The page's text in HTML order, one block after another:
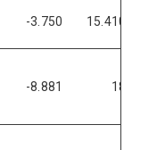
-3.750 15.410
-8.881 18